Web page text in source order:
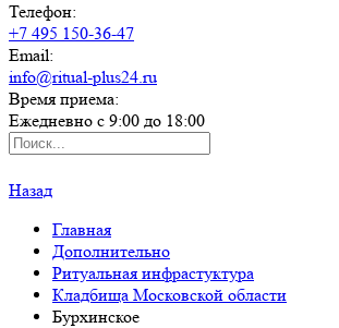
Телефон:
+7 495 150-36-47
Email:
info@ritual-plus24.ru
Время приема:
Ежедневно с 9:00 до 18:00
Назад
Главная
Дополнительно
Ритуальная инфрастуктура
Кладбища Московской области
Бурхинское